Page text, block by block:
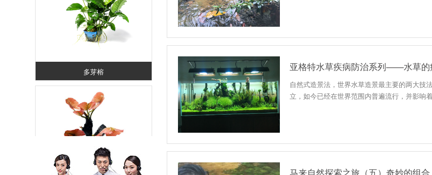
亚格特水草疾病防治系列——水草的
自然式造景法，世界水草造景最主要的两大技
立，如今已经在世界范围内普遍流行，并影响
马来自然探索之旅（五）奇妙的组合
多芽榕